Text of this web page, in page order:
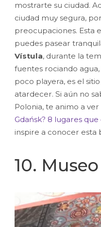
mostrarte su ciudad.
ciudad muy segura,
preocupaciones. Esta
puedes pasear
Vístula, durante la
fuentes rociando
poco playera, es el
atardecer. Si aún no
Polonia, te animo a
Gdańsk? 8 lugares que
inspire a conocer esta
10.